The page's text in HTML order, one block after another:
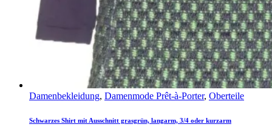
Damenbekleidung, Damenmode Prêt-à-Porter, Oberteile
Schwarzes Shirt mit Ausschnitt grasgrün, langarm, 3/4 oder kurzarm